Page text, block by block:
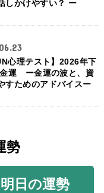
しかけやすい？ ー
心理テスト】2026年下
運 ー金運の波と、資
すためのアドバイスー
勢
明日の運勢